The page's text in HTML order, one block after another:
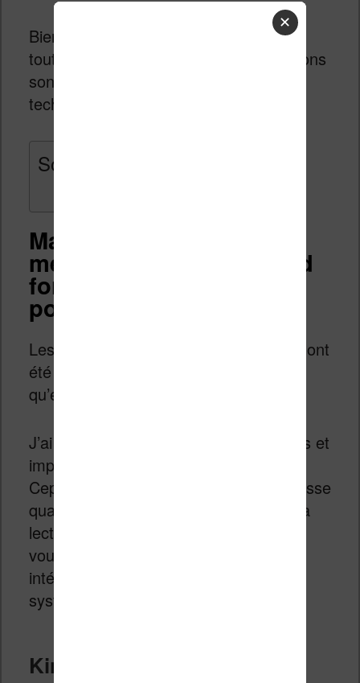
Bien sûr, je n’ai pas eu entre les mains
toutes ces liseuses, donc les informations
sont celles fournies par les descriptifs
techniques des fabricants.
Sommaire
Ma sélection des
meilleures liseuses grand
format pour 2026 (8
pouces et plus)
Les
étudiées dans cet article ont
été sélectionnées simplement parce
qu’elles sont accessibles en France.
J’ai évité d’inclure les liseuses obscures et
importées depuis des pays lointains.
Cependant, si ces modèles vous intéresse
quand même, vous pouvez continuer la
lecture puisqu’à la fin de cet article, je
vous guide vers quelques modèles
intéressants (fonctionnant avec le
système d’exploitation Android).
Kindle Scribe Colorsoft
✕